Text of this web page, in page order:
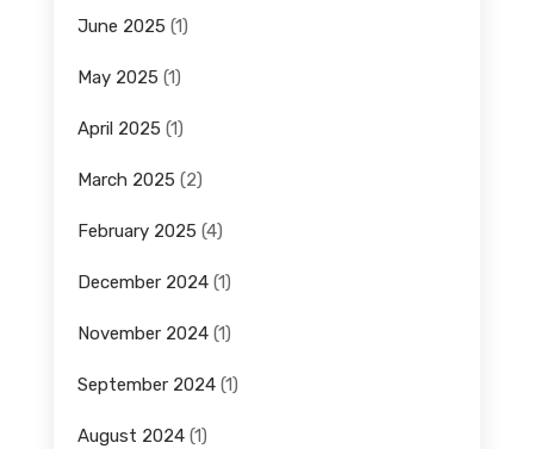
June 2025 (1)
May 2025 (1)
April 2025 (1)
March 2025 (2)
February 2025 (4)
December 2024(1)
November 2024(1)
September 2024(1)
August 2024(1)